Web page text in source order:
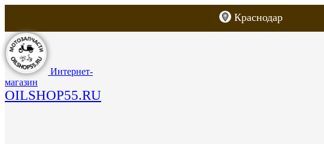
Краснодар
Интернет-
магазин
OILSHOP55.RU